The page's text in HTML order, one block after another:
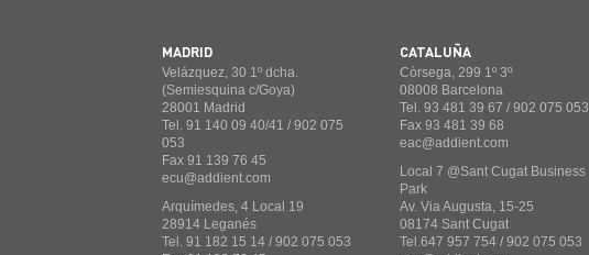
MADRID
Velázquez, 30 1º dcha.
(Semiesquina c/Goya)
28001 Madrid
Tel. 91 140 09 40/41 / 902 075
053
Fax 91 139 76 45
ecu@addient.com
Arquímedes, 4 Local 19
28914 Leganés
Tel. 91 182 15 14 / 902 075 053
CATALUÑA
Còrsega, 299 1º 3º
08008 Barcelona
Tel. 93 481 39 67 / 902 075 053
Fax 93 481 39 68
eac@addient.com
Local 7 @Sant Cugat Business
Park
Av. Via Augusta, 15-25
08174 Sant Cugat
Tel.647 957 754 / 902 075 053